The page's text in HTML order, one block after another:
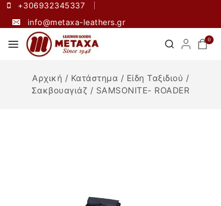
+306932345337
info@metaxa-leathers.gr
0
Αρχική / Κατάστημα / Είδη Ταξιδιού /
Σακβουαγιάζ / SAMSONITE- ROADER